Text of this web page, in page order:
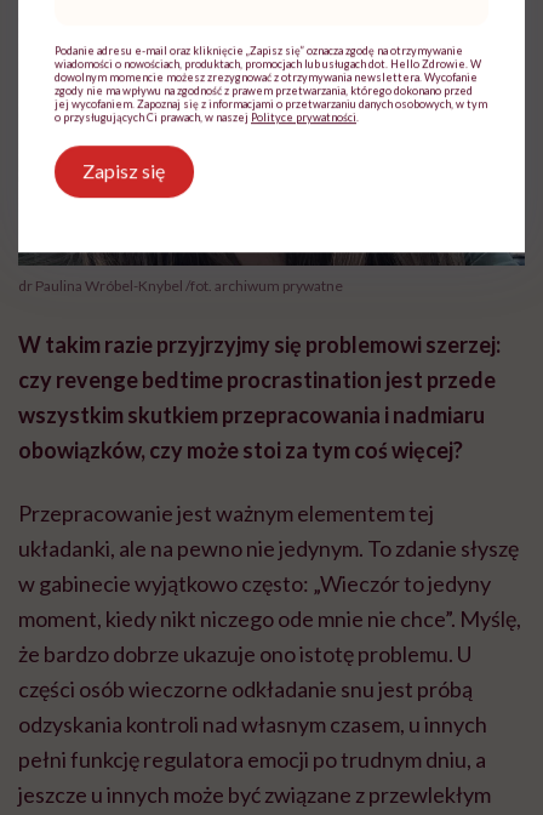
dr Paulina Wróbel-Knybel /fot. archiwum prywatne
W takim razie przyjrzyjmy się problemowi szerzej:
czy revenge bedtime procrastination jest przede
wszystkim skutkiem przepracowania i nadmiaru
obowiązków, czy może stoi za tym coś więcej?
Przepracowanie jest ważnym elementem tej
układanki, ale na pewno nie jedynym. To zdanie słyszę
w gabinecie wyjątkowo często: „Wieczór to jedyny
moment, kiedy nikt niczego ode mnie nie chce”. Myślę,
że bardzo dobrze ukazuje ono istotę problemu. U
części osób wieczorne odkładanie snu jest próbą
odzyskania kontroli nad własnym czasem, u innych
pełni funkcję regulatora emocji po trudnym dniu, a
jeszcze u innych może być związane z przewlekłym
Podanie adresu e-mail oraz kliknięcie „Zapisz się” oznacza zgodę na otrzymywanie
wiadomości o nowościach, produktach, promocjach lub usługach dot. Hello Zdrowie. W
dowolnym momencie możesz zrezygnować z otrzymywania newslettera. Wycofanie
zgody nie ma wpływu na zgodność z prawem przetwarzania, którego dokonano przed
jej wycofaniem. Zapoznaj się z informacjami o przetwarzaniu danych osobowych, w tym
o przysługujących Ci prawach, w naszej Polityce prywatności
Zapisz się